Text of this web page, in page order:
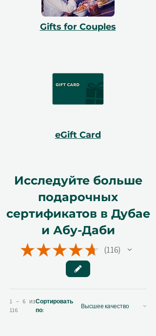
Gifts for Couples
eGift Card
Исследуйте больше
подарочных
сертификатов в Дубае
и Абу-Даби
★★★★★ 116
116
1 – 6 из
116
Сортировать
по: